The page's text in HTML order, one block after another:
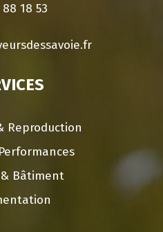
18 53
Reproduction
Bâtiment